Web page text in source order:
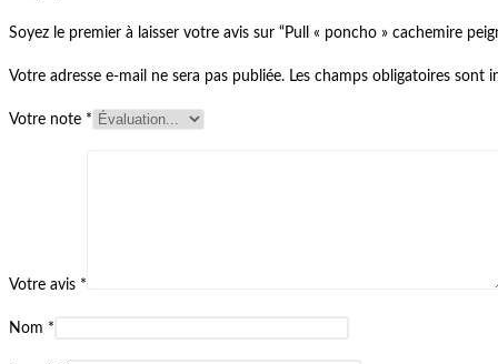
Soyez le premier à laisser votre avis sur “Pull « poncho » cachemire
Votre adresse e-mail ne sera pas publiée. Les champs obligatoires sont
Votre note *
Votre avis *
Nom *